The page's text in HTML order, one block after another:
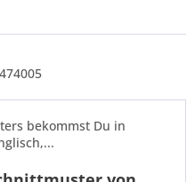
bekommst Du in